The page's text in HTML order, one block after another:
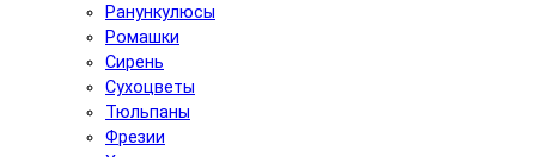
Ранункулюсы
Ромашки
Сирень
Сухоцветы
Тюльпаны
Фрезии